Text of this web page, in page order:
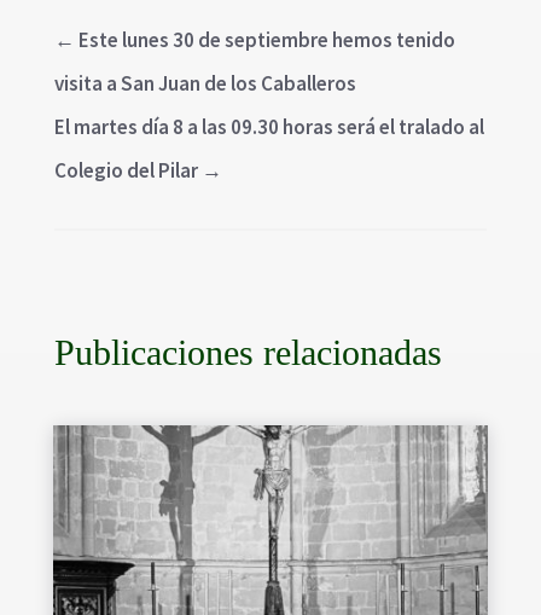
← Este lunes 30 de septiembre hemos tenido
visita a San Juan de los Caballeros
El martes día 8 a las 09.30 horas será el tralado al
Colegio del Pilar→
Publicaciones relacionadas